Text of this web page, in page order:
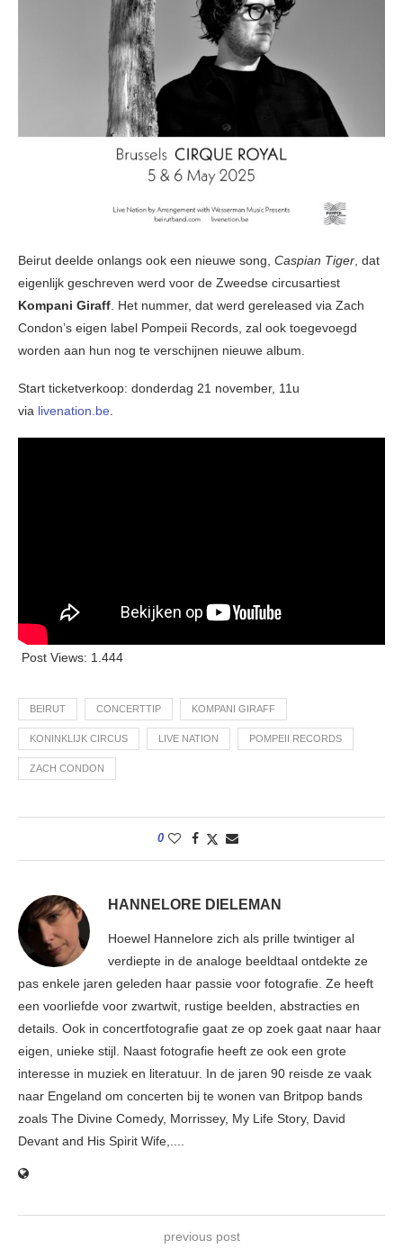
Beirut deelde onlangs ook een nieuwe song, Caspian Tiger, dat
eigenlijk geschreven werd voor de Zweedse circusartiest
Kompani Giraff. Het nummer, dat werd gereleased via Zach
Condon’s eigen label Pompeii Records, zal ook toegevoegd
worden aan hun nog te verschijnen nieuwe album.
Start ticketverkoop: donderdag 21 november, 11u
via livenation.be.
Post Views: 1.444
BEIRUT CONCERTTIP KOMPANI GIRAFF
KONINKLIJK CIRCUS LIVE NATION POMPEII RECORDS
ZACH CONDON
0
HANNELORE DIELEMAN
Hoewel Hannelore zich als prille twintiger al
verdiepte in de analoge beeldtaal ontdekte ze
pas enkele jaren geleden haar passie voor fotografie. Ze heeft
een voorliefde voor zwartwit, rustige beelden, abstracties en
details. Ook in concertfotografie gaat ze op zoek gaat naar haar
eigen, unieke stijl. Naast fotografie heeft ze ook een grote
interesse in muziek en literatuur. In de jaren 90 reisde ze vaak
naar Engeland om concerten bij te wonen van Britpop bands
zoals The Divine Comedy, Morrissey, My Life Story, David
Devant and His Spirit Wife,....
previous post